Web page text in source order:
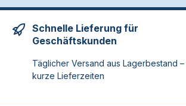
Schnelle Lieferung für
Geschäftskunden
Täglicher Versand aus Lagerbestand –
kurze Lieferzeiten